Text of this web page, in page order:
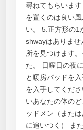
尋ねてもらいま
を置くのは良い
い。 5.正方形の1
shwayはありま
所を見つけます
た。 日曜日の夜
と暖房パッドを
を入手してくだ
いあなたの体の
ッドメン（また
に追いつく） ま